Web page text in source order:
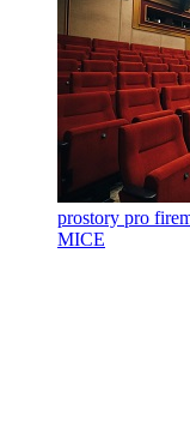
prostory pro
MICE